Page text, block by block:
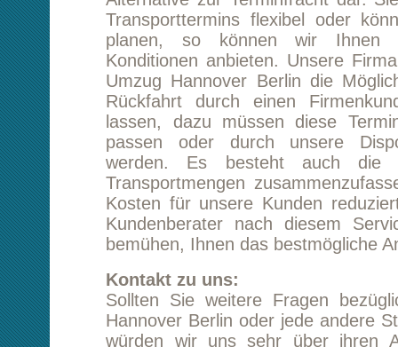
Kontakt zu uns:
Sollten Sie weitere Fragen bezüglich ihres
Hannover Berlin oder jede andere Stadt in
würden wir uns sehr über ihren Anruf
qualifizierten Mitarbeiter können Ihnen auch
Problemen helfen. Ebenfalls bieten wir
einen kostlosen Rückrufservice oder die
Kontaktformular unserer Webseite zu
Umzug Hannover Berlin wünscht Ihnen
Gute.
Starten Sie eine unverbindliche
Hannover Berlin
Tipp:Kundenmeinungen lesen
Umzug von Hannover nach Berlin